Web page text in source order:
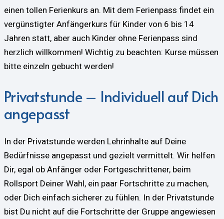
einen tollen Ferienkurs an. Mit dem Ferienpass findet ein
vergünstigter Anfängerkurs für Kinder von 6 bis 14
Jahren statt, aber auch Kinder ohne Ferienpass sind
herzlich willkommen! Wichtig zu beachten: Kurse müssen
bitte einzeln gebucht werden!
Privatstunde – Individuell auf Dich
angepasst
In der Privatstunde werden Lehrinhalte auf Deine
Bedürfnisse angepasst und gezielt vermittelt. Wir helfen
Dir, egal ob Anfänger oder Fortgeschrittener, beim
Rollsport Deiner Wahl, ein paar Fortschritte zu machen,
oder Dich einfach sicherer zu fühlen. In der Privatstunde
bist Du nicht auf die Fortschritte der Gruppe angewiesen